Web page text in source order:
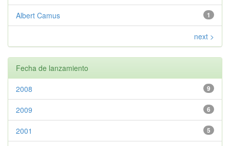
1
Albert Camus
next >
Fecha de lanzamiento
9
2008
6
2009
5
2001